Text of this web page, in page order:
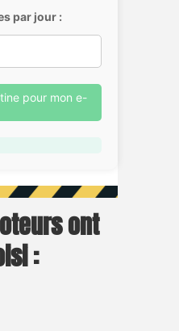
par jour :
pour mon e-
ont
: